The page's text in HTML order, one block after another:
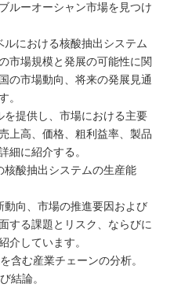
ルーオーシャン市場を見つけ
における核酸抽出システム
市場規模と発展の可能性に関
の市場動向、将来の発展見通
。
提供し、市場における主要
上高、価格、粗利益率、製品
細に紹介する。
酸抽出システムの生産能
向、市場の推進要因および
する課題とリスク、ならびに
介しています。
含む産業チェーンの分析。
結論。